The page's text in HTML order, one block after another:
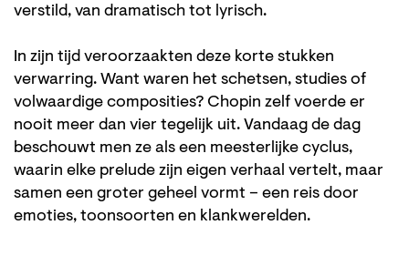
verstild, van dramatisch tot lyrisch.
In zijn tijd veroorzaakten deze korte stukken
verwarring. Want waren het schetsen, studies of
volwaardige composities? Chopin zelf voerde er
nooit meer dan vier tegelijk uit. Vandaag de dag
beschouwt men ze als een meesterlijke cyclus,
waarin elke prelude zijn eigen verhaal vertelt, maar
samen een groter geheel vormt – een reis door
emoties, toonsoorten en klankwerelden.